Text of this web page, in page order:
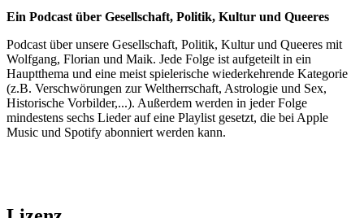
Ein Podcast über Gesellschaft, Politik, Kultur und Queeres
Podcast über unsere Gesellschaft, Politik, Kultur und Queeres mit
Wolfgang, Florian und Maik. Jede Folge ist aufgeteilt in ein
Hauptthema und eine meist spielerische wiederkehrende Kategorie
(z.B. Verschwörungen zur Weltherrschaft, Astrologie und Sex,
Historische Vorbilder,...). Außerdem werden in jeder Folge
mindestens sechs Lieder auf eine Playlist gesetzt, die bei Apple
Music und Spotify abonniert werden kann.